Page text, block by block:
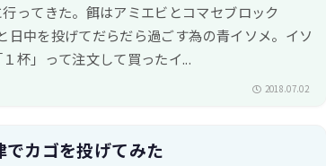
ってきた。餌はアミエビとコマセブロック
日中を投げてだらだら過ごす為の青イソメ。イソ
杯」って注文して買ったイ...
2018.07.02
カゴを投げてみた